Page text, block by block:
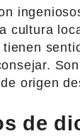
cultura
origen
de